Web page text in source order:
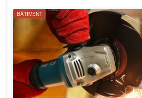
BÂTIMENT